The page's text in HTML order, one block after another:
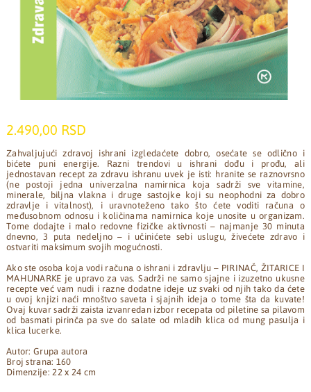
2.490,00 RSD
Zahvaljujući zdravoj ishrani izgledaćete dobro, osećate se odlično i
bićete puni energije. Razni trendovi u ishrani dođu i prođu, ali
jednostavan recept za zdravu ishranu uvek je isti: hranite se raznovrsno
(ne postoji jedna univerzalna namirnica koja sadrži sve vitamine,
minerale, biljna vlakna i druge sastojke koji su neophodni za dobro
zdravlje i vitalnost), i uravnoteženo tako što ćete voditi računa o
međusobnom odnosu i količinama namirnica koje unosite u organizam.
Tome dodajte i malo redovne fizičke aktivnosti – najmanje 30 minuta
dnevno, 3 puta nedeljno – i učinićete sebi uslugu, živećete zdravo i
ostvariti maksimum svojih mogućnosti.
Ako ste osoba koja vodi računa o ishrani i zdravlju – PIRINAČ, ŽITARICE I
MAHUNARKE je upravo za vas. Sadrži ne samo sjajne i izuzetno ukusne
recepte već vam nudi i razne dodatne ideje uz svaki od njih tako da ćete
u ovoj knjizi naći mnoštvo saveta i sjajnih ideja o tome šta da kuvate!
Ovaj kuvar sadrži zaista izvanredan izbor recepata od piletine sa pilavom
od basmati pirinča pa sve do salate od mladih klica od mung pasulja i
klica lucerke.
Autor: Grupa autora
Broj strana: 160
Dimenzije: 22 x 24 cm